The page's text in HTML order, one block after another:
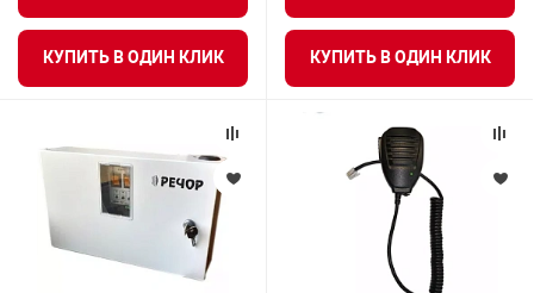
сигнализации
оборудование
КУПИТЬ В ОДИН КЛИК КУПИТЬ В ОДИН КЛИК